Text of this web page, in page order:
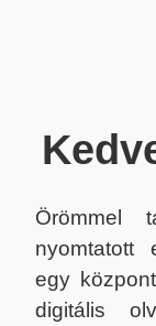
Örömmel
nyomtatott
egy
digitális